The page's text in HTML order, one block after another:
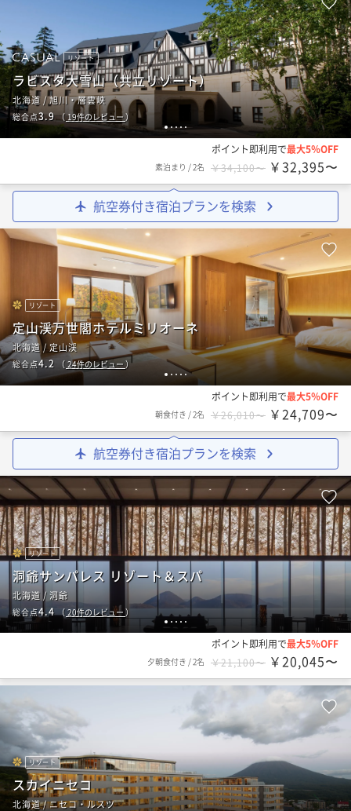
12345
リゾート
ラビスタ大雪山（共立リゾート）
北海道 / 旭川・層雲峡
総合点3.9（19件のレビュー）
ポイント即利用で最大5％OFF
素泊まり /2名 ￥34,100〜 ￥32,395〜
航空券付き宿泊プランを検索
1 2 3 4 5
リゾート
定山渓万世閣ホテルミリオーネ
北海道 / 定山渓
総合点4.2 （ 24件のレビュー）
ポイント即利用で最大5％OFF
朝食付き /2名 ￥26,010〜 ￥24,709〜
航空券付き宿泊プランを検索
1 2 3 4 5
リゾート
洞爺サンパレス リゾート＆スパ
北海道 / 洞爺
総合点4.4（20件のレビュー ）
ポイント即利用で最大5％OFF
夕朝食付き /2名 ￥21,100〜 ￥20,045〜
リゾート
スカイニセコ
北海道 / ニセコ・ルスツ